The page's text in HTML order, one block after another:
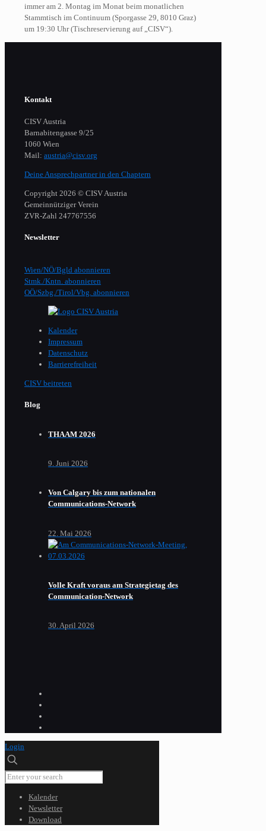
immer am 2. Montag im Monat beim monatlichen
Stammtisch im Continuum (Sporgasse 29, 8010 Graz)
um 19:30 Uhr (Tischreservierung auf „CISV“).
Kontakt
CISV Austria
Barnabitengasse 9/25
1060 Wien
Mail: austria@cisv.org
Deine Ansprechpartner in den Chaptern
Copyright 2026 © CISV Austria
Gemeinnütziger Verein
​ZVR-Zahl 247767556
Newsletter
Wien/NÖ/Bgld abonnieren
Stmk./Kntn. abonnieren
OÖ/Szbg./Tirol/Vbg. abonnieren
Kalender
Impressum
Datenschutz
Barrierefreiheit
CISV beitreten
Blog
THAAM 2026
9. Juni 2026
Von Calgary bis zum nationalen
Communications-Network
22. Mai 2026
Volle Kraft voraus am Strategietag des
Communication-Network
30. April 2026
Login
Kalender
Newsletter
Download